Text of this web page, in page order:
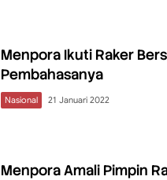
Menpora Ikuti Raker
Pembahasanya
Nasional 21 Januari 2022
Menpora Amali Pimpin